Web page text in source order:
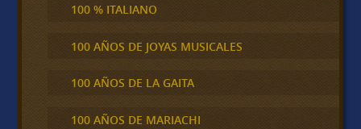
100 % ITALIANO
100 AÑOS DE JOYAS MUSICALES
100 AÑOS DE LA GAITA
100 AÑOS DE MARIACHI